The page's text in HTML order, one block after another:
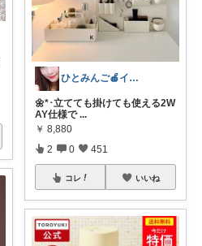
ひとみんご🍎‪インテリア雑貨
🌼*･立てても掛けても使える2W
AY仕様で ...
￥ 8,880
2 0 451
コレ いいね